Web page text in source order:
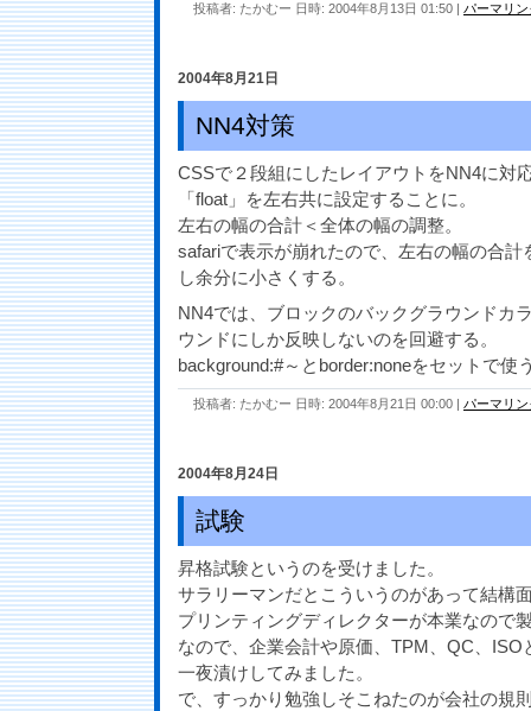
投稿者: たかむー 日時: 2004年8月13日 01:50 | パーマリン
2004年8月21日
NN4対策
CSSで２段組にしたレイアウトをNN4に対
「float」を左右共に設定することに。
左右の幅の合計＜全体の幅の調整。
safariで表示が崩れたので、左右の幅の合
し余分に小さくする。
NN4では、ブロックのバックグラウンドカ
ウンドにしか反映しないのを回避する。
background:#～とborder:noneをセットで使
投稿者: たかむー 日時: 2004年8月21日 00:00 | パーマリン
2004年8月24日
試験
昇格試験というのを受けました。
サラリーマンだとこういうのがあって結構
プリンティングディレクターが本業なので
なので、企業会計や原価、TPM、QC、ISO
一夜漬けしてみました。
で、すっかり勉強しそこねたのが会社の規